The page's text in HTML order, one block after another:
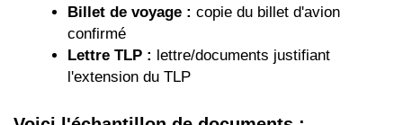
Billet de voyage : copie du billet d'avion
confirmé
Lettre TLP : lettre/documents justifiant
l'extension du TLP